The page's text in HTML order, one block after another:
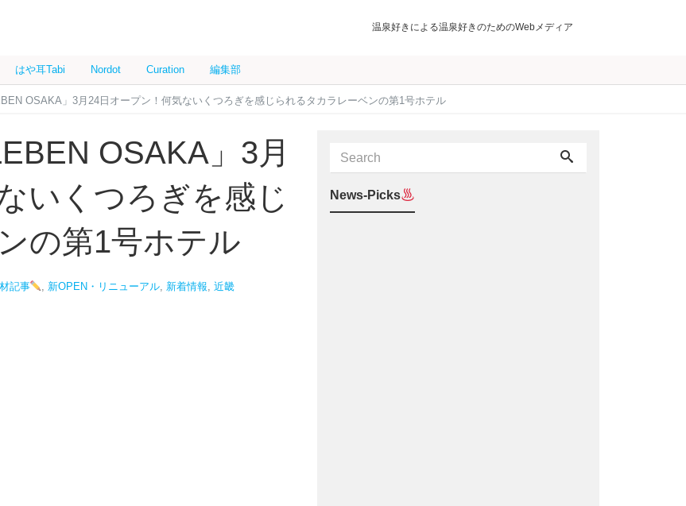
温泉好きによる温泉好きのためのWebメディア
はや耳Tabi Nordot Curation 編集部
OSAKA」3月24日オープン！何気ないくつろぎを感じられるタカラレーベンの第1号ホテル
OSAKA」3月
いくつろぎを感じ
の第1号ホテル
記事 , 新OPEN・リニューアル, 新着情報,近畿
News-Picks